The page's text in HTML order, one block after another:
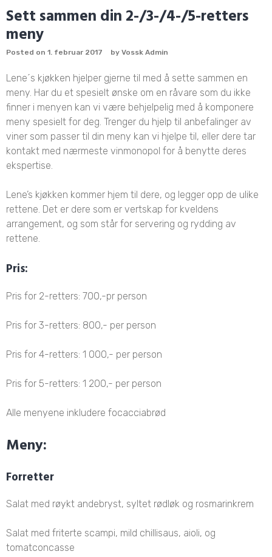
Sett sammen din 2-/3-/4-/5-retters
meny
Posted on 1. februar 2017 by Vossk Admin
Lene´s kjøkken hjelper gjerne til med å sette sammen en
meny. Har du et spesielt ønske om en råvare som du ikke
finner i menyen kan vi være behjelpelig med å komponere
meny spesielt for deg. Trenger du hjelp til anbefalinger av
viner som passer til din meny kan vi hjelpe til, eller dere tar
kontakt med nærmeste vinmonopol for å benytte deres
ekspertise.
Lene’s kjøkken kommer hjem til dere, og legger opp de ulike
rettene. Det er dere som er vertskap for kveldens
arrangement, og som står for servering og rydding av
rettene.
Pris:
Pris for 2-retters: 700,-pr person
Pris for 3-retters: 800,- per person
Pris for 4-retters: 1 000,- per person
Pris for 5-retters: 1 200,- per person
Alle menyene inkludere focacciabrød
Meny:
Forretter
Salat med røykt andebryst, syltet rødløk og rosmarinkrem
Salat med friterte scampi, mild chillisaus, aioli, og
tomatconcasse